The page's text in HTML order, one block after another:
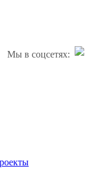
Мы в соцсетях: